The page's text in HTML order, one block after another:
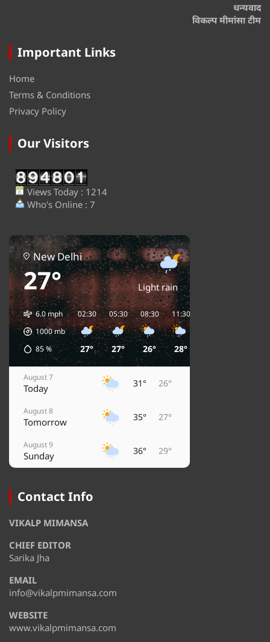
धन्यवाद
विकल्प मीमांसा टीम
Important Links
Home
Terms & Conditions
Privacy Policy
Our Visitors
Views Today : 1214
Who's Online : 7
New Delhi
27° Light rain
6.0 mph
1000mb
85%
02:30
27°
05:30
27°
08:30
26°
11:30
28°
August 7
Today 31° 26°
August 8
Tomorrow 35° 27°
August 9
Sunday 36° 29°
Monday
Tuesday
August 12
Wednesday
August 13
Thursday
Contact Info
VIKALP MIMANSA
CHIEF EDITOR
Sarika Jha
EMAIL
info@vikalpmimansa.com
WEBSITE
www.vikalpmimansa.com